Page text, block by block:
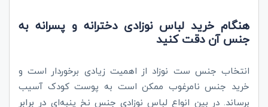
هنگام خرید لباس نوزادی دخترانه و پسرانه به
جنس آن دقت کنید
انتخاب جنس ست نوزاد از اهمیت زیادی برخوردار است و
خرید جنس نامرغوب ممکن است به پوست کودک آسیب
برساند. در بین انواع لباس نوزادی جنس نخ پنبه‌ای در برابر